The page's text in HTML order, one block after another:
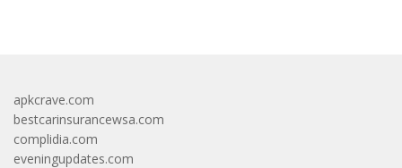
apkcrave.com
bestcarinsurancewsa.com
complidia.com
eveningupdates.com